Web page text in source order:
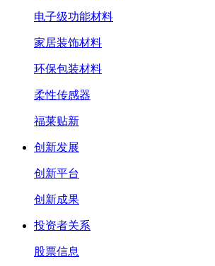
电子级功能材料
家居装饰材料
环保包装材料
柔性传感器
福莱贴新
创新发展
创新平台
创新成果
投资者关系
股票信息